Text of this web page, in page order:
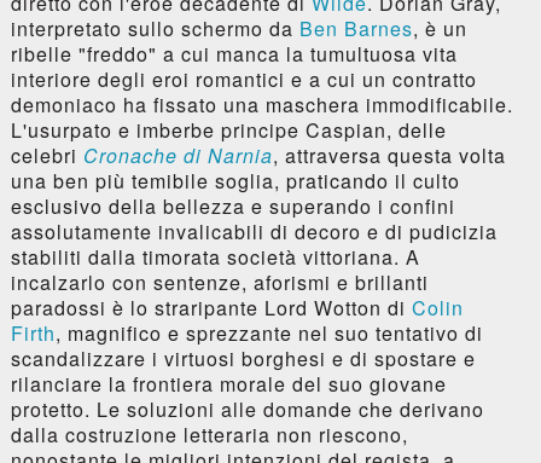
interpretato sullo schermo da Ben Barnes, è un
ribelle "freddo" a cui manca la tumultuosa vita
interiore degli eroi romantici e a cui un contratto
demoniaco ha fissato una maschera immodificabile.
L'usurpato e imberbe principe Caspian, delle
celebri Cronache di Narnia, attraversa questa volta
una ben più temibile soglia, praticando il culto
esclusivo della bellezza e superando i confini
assolutamente invalicabili di decoro e di pudicizia
stabiliti dalla timorata società vittoriana. A
incalzarlo con sentenze, aforismi e brillanti
paradossi è lo straripante Lord Wotton di Colin
Firth, magnifico e sprezzante nel suo tentativo di
scandalizzare i virtuosi borghesi e di spostare e
rilanciare la frontiera morale del suo giovane
protetto. Le soluzioni alle domande che derivano
dalla costruzione letteraria non riescono,